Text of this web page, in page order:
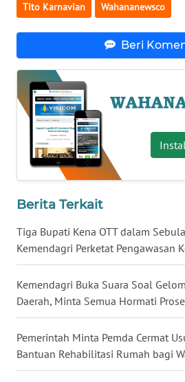
Tito Karnavian Wahananewsco
Beri
Berita Terkait
Tiga Bupati Kena OTT dalam
Kemendagri Perketat Pengawasan
Kemendagri Buka Suara Soal
Daerah, Minta Semua Hormati
Pemerintah Minta Pemda Cermat
Bantuan Rehabilitasi Rumah bagi
WN
BABEL
WN
SUMBAR
WN
SUMSEL
LAMPUNG
JATENG
NUSANTARA